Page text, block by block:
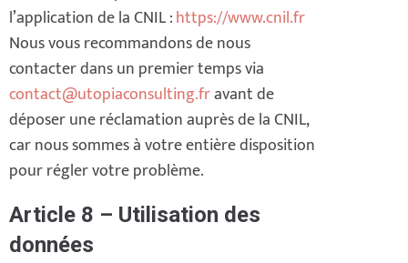
l’application de la CNIL :https://www.cnil.fr
Nous vous recommandons de nous
contacter dans un premier temps via
contact@utopiaconsulting.fravant de
déposer une réclamation auprès de la CNIL,
car nous sommes à votre entière disposition
pour régler votre problème.
Article 8 – Utilisation des
données